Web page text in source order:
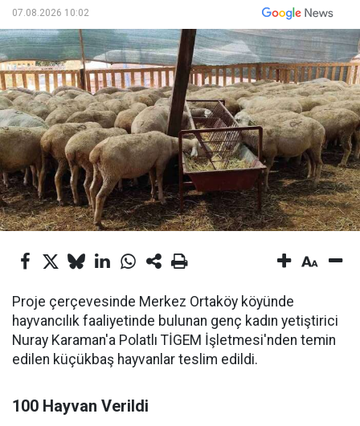
07.08.2026 10:02
Proje çerçevesinde Merkez Ortaköy köyünde
hayvancılık faaliyetinde bulunan genç kadın yetiştirici
Nuray Karaman'a Polatlı TİGEM İşletmesi'nden temin
edilen küçükbaş hayvanlar teslim edildi.
100 Hayvan Verildi